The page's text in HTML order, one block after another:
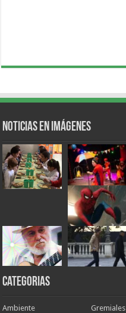
Noticias en Imágenes
Categorias
Ambiente Gremiales